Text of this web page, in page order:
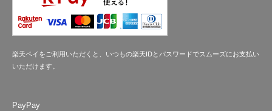
楽天ペイをご利用いただくと、いつもの楽天IDとパスワードでスムーズにお支払い
いただけます。
PayPay